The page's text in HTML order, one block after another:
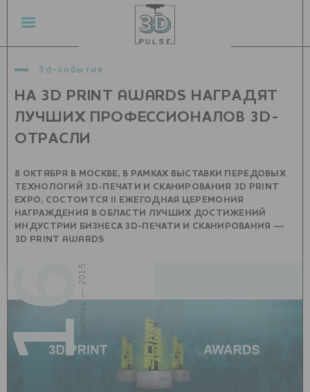
3d-события
НА 3D PRINT AWARDS НАГРАДЯТ
ЛУЧШИХ ПРОФЕССИОНАЛОВ 3D-
ОТРАСЛИ
8 ОКТЯБРЯ В МОСКВЕ, В РАМКАХ ВЫСТАВКИ ПЕРЕДОВЫХ
ТЕХНОЛОГИЙ 3D-ПЕЧАТИ И СКАНИРОВАНИЯ 3D PRINT
EXPO, СОСТОИТСЯ II ЕЖЕГОДНАЯ ЦЕРЕМОНИЯ
НАГРАЖДЕНИЯ В ОБЛАСТИ ЛУЧШИХ ДОСТИЖЕНИЙ
ИНДУСТРИИ БИЗНЕСА 3D-ПЕЧАТИ И СКАНИРОВАНИЯ —
3D PRINT AWARDS
16
сентябрь — 2015